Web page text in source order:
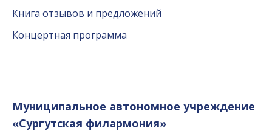
Книга отзывов и предложений
Концертная программа
Муниципальное автономное учреждение
«Сургутская филармония»